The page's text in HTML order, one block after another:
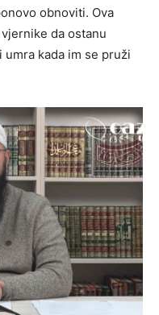
obnoviti. Ova
da ostanu
kada im se pruži